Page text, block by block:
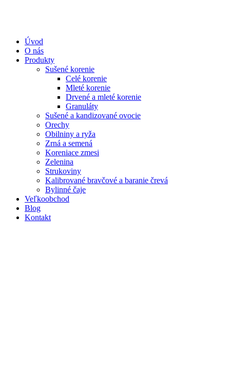
Úvod
O nás
Produkty
Sušené korenie
Celé korenie
Mleté korenie
Drvené a mleté korenie
Granuláty
Sušené a kandizované ovocie
Orechy
Obilniny a ryža
Zrná a semená
Koreniace zmesi
Zelenina
Strukoviny
Kalibrované bravčové a baranie črevá
Bylinné čaje
Veľkoobchod
Blog
Kontakt